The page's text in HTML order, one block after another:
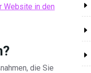
Website in den
die Sie